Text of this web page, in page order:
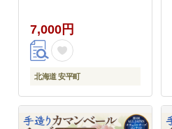
7,000円
北海道 安平町